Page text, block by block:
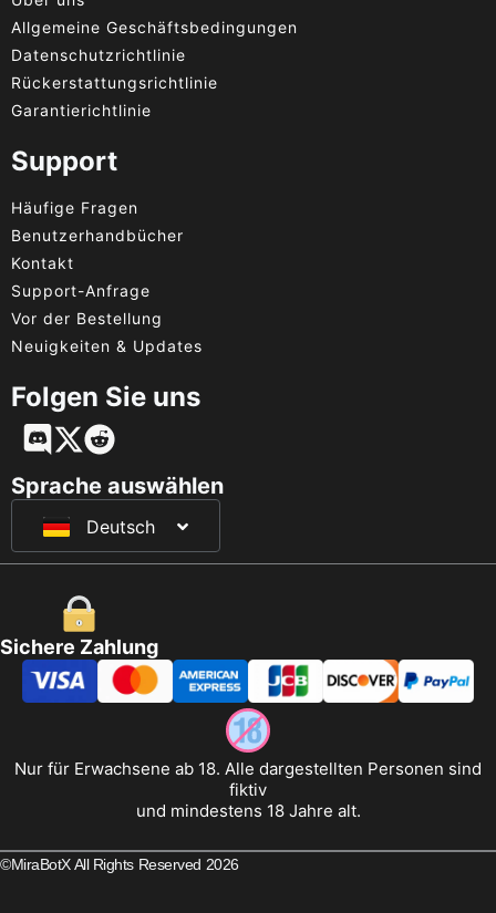
Allgemeine Geschäftsbedingungen
Datenschutzrichtlinie
Rückerstattungsrichtlinie
Garantierichtlinie
Support
Häufige Fragen
Benutzerhandbücher
Kontakt
Support-Anfrage
Vor der Bestellung
Neuigkeiten & Updates
Folgen Sie uns
Sprache auswählen
Deutsch
English
日本語
Sichere Zahlung
Nur für Erwachsene ab 18. Alle dargestellten Personen sind
fiktiv
und mindestens 18 Jahre alt.
©MiraBotX All Rights Reserved 2026